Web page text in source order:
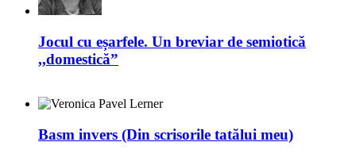
Jocul cu eșarfele. Un breviar de semiotică
,,domestică”
Basm invers (Din scrisorile tatălui meu)